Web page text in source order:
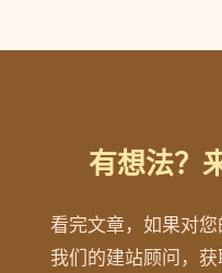
有想法？
看完文章，如果对
我们的建站顾问，